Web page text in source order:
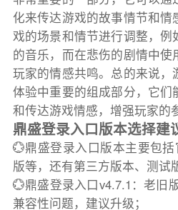
化来传达游戏的故事情节和
戏的场景和情节进行调整，例
的音乐，而在悲伤的剧情中
玩家的情感共鸣。总的来说
体验中重要的组成部分，它
和传达游戏情感，增强玩家的
鼎盛登录入口版本选择建
💮鼎盛登录入口版本主要包
版等，还有第三方版本、测试
💮鼎盛登录入口v4.7.1：老旧
兼容性问题，建议升级；